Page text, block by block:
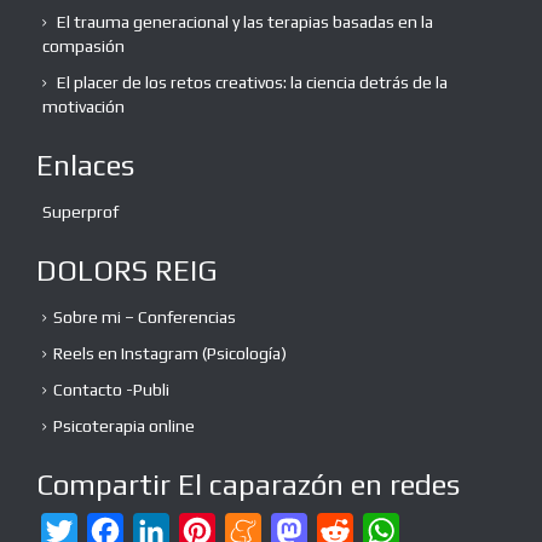
El trauma generacional y las terapias basadas en la
compasión
El placer de los retos creativos: la ciencia detrás de la
motivación
Enlaces
Superprof
DOLORS REIG
Sobre mi – Conferencias
Reels en Instagram (Psicología)
Contacto -Publi
Psicoterapia online
Compartir El caparazón en redes
M M